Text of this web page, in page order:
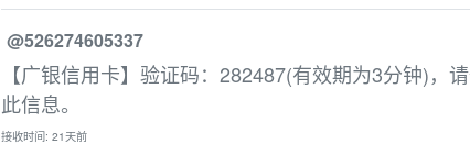
@526274605337
【广银信用卡】验证码：282487(有效期为3分钟)，
此信息。
接收时间: 21天前